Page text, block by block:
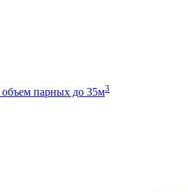
объем парных до 35м3